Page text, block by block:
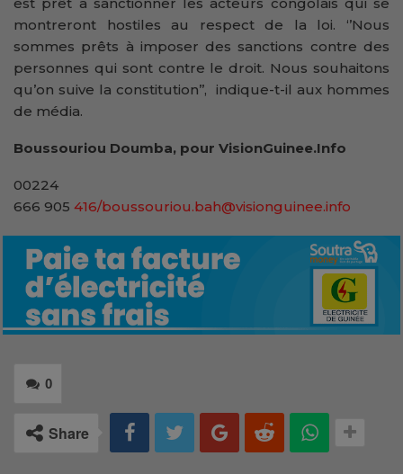
montreront hostiles au respect de la loi. ‘’Nous
sommes prêts à imposer des sanctions contre des
personnes qui sont contre le droit. Nous souhaitons
qu’on suive la constitution’’, indique-t-il aux hommes
de média.
Boussouriou Doumba, pour VisionGuinee.Info
00224
666 905 416/boussouriou.bah@visionguinee.info
0
Share